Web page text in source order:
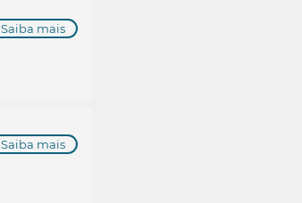
Saiba mais
Saiba mais